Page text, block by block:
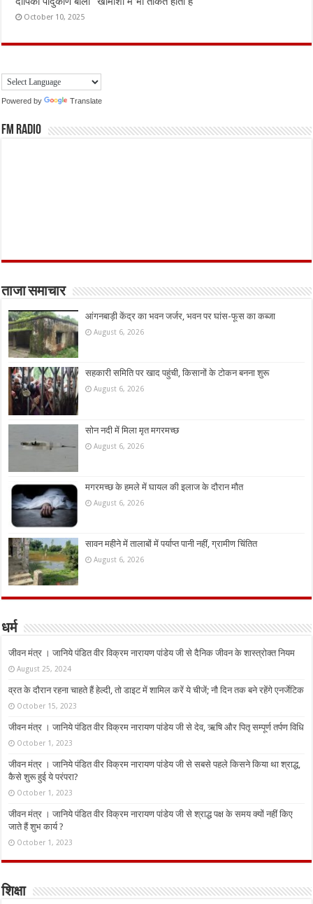
October 10, 2025
Powered by Translate
FM Radio
ताजा समाचार
आंगनबाड़ी केंद्र का भवन जर्जर, भवन पर घांस-फूस का कब्जा
August 6, 2026
सहकारी समिति पर खाद पहुंची, किसानों के टोकन बनना शुरू
August 6, 2026
सोन नदी में मिला मृत मगरमच्छ
August 6, 2026
मगरमच्छ के हमले में घायल की इलाज के दौरान मौत
August 6, 2026
सावन महीने में तालाबों में पर्याप्त पानी नहीं, ग्रामीण चिंतित
August 6, 2026
धर्म
जीवन मंत्र । जानिये पंडित वीर विक्रम नारायण पांडेय जी से दैनिक जीवन के शास्त्रोक्त नियम
August 25, 2024
व्रत के दौरान रहना चाहते हैं हेल्दी, तो डाइट में शामिल करें ये चीजें; नौ दिन तक बने रहेंगे एनर्जेटिक
October 15, 2023
जीवन मंत्र । जानिये पंडित वीर विक्रम नारायण पांडेय जी से देव, ऋषि और पितृ सम्पूर्ण तर्पण विधि
October 1, 2023
जीवन मंत्र । जानिये पंडित वीर विक्रम नारायण पांडेय जी से सबसे पहले किसने किया था श्राद्ध,
कैसे शुरू हुई ये परंपरा?
October 1, 2023
जीवन मंत्र । जानिये पंडित वीर विक्रम नारायण पांडेय जी से श्राद्ध पक्ष के समय क्यों नहीं किए
जाते हैं शुभ कार्य ?
October 1, 2023
शिक्षा